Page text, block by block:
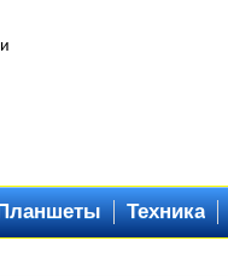
Техника